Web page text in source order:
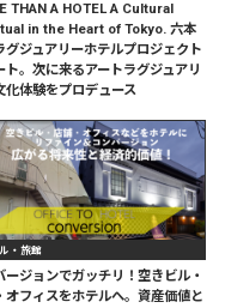
THAN A HOTEL A Cultural
in the Heart of Tokyo. 六本
グジュアリーホテルプロジェクト
ト。次に来るアートラグジュアリ
化体験をプロデュース
・旅館
ージョンでガッチリ！空きビル・
オフィスをホテルへ。資産価値と